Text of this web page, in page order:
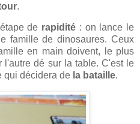
.
de rapidité : on lance le
famille de dinosaures. Ceux
en main doivent, le plus
l'autre dé sur la table. C'est le
qui décidera de la bataille.